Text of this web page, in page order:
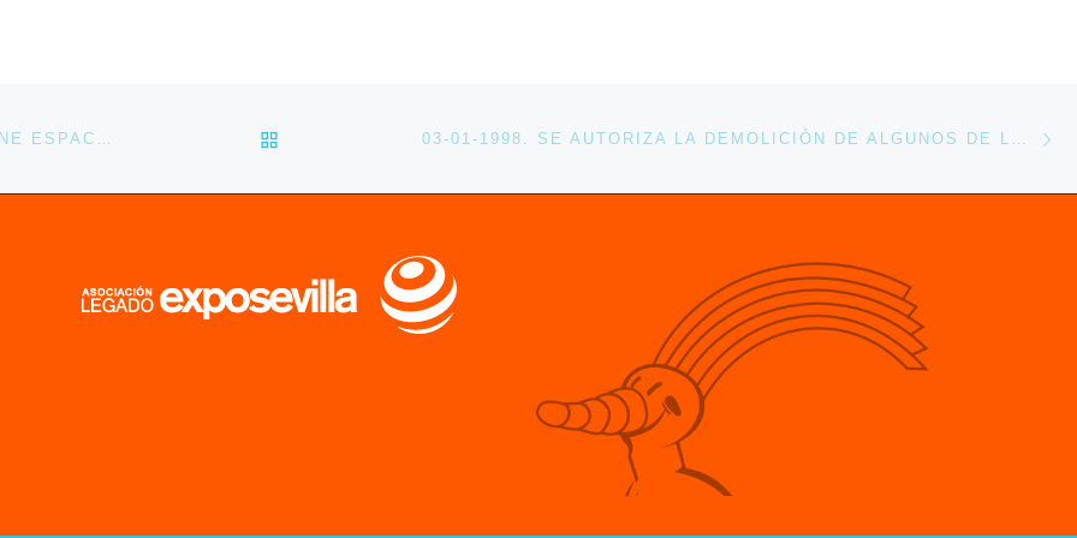
28-12-1988. ALCATEL FIRMA EL PATROCINIO DEL CINE ESPACIAL DE EXPO’92 VOLVER A LA LISTA DE ENTRADAS 03-01-1998. SE AUTORIZA LA DEMOLICIÓN DE ALGUNOS DE LOS PABELLONES AUTONÓMICOS